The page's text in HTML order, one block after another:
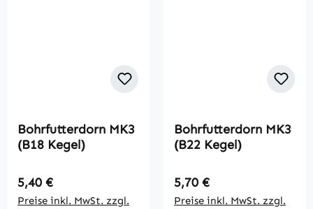
Bohrfutterdorn MK3
(B18 Kegel)
Regulärer Preis:
5,40 €
Preise inkl. MwSt. zzgl.
Bohrfutterdorn MK3
(B22 Kegel)
Regulärer Preis:
5,70 €
Preise inkl. MwSt. zzgl.